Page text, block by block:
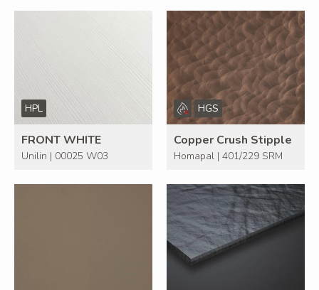
HPL
FRONT WHITE
Unilin | 00025 W03
HGS
Copper Crush Stipple
Homapal | 401/229 SRM